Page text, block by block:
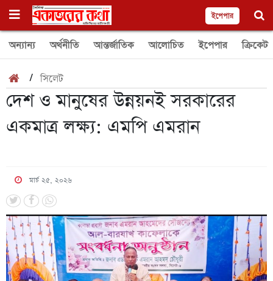
ইপেপার
অন্যান্য অর্থনীতি আন্তর্জাতিক আলোচিত ইপেপার ক্রিকেট
/সিলেট
দেশ ও মানুষের উন্নয়নই সরকারের
একমাত্র লক্ষ্য: এমপি এমরান
মার্চ ২৫, ২০২৬